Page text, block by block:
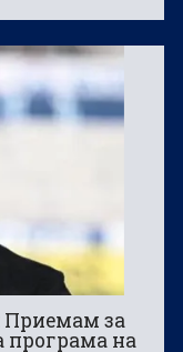
Приемам за
програма на